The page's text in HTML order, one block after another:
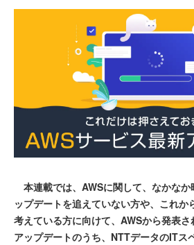
本連載では、AWSに関して、なかな
ップデートを追えていない方や、これか
考えている方に向けて、AWSから発表
アップデートのうち、NTTデータのITス